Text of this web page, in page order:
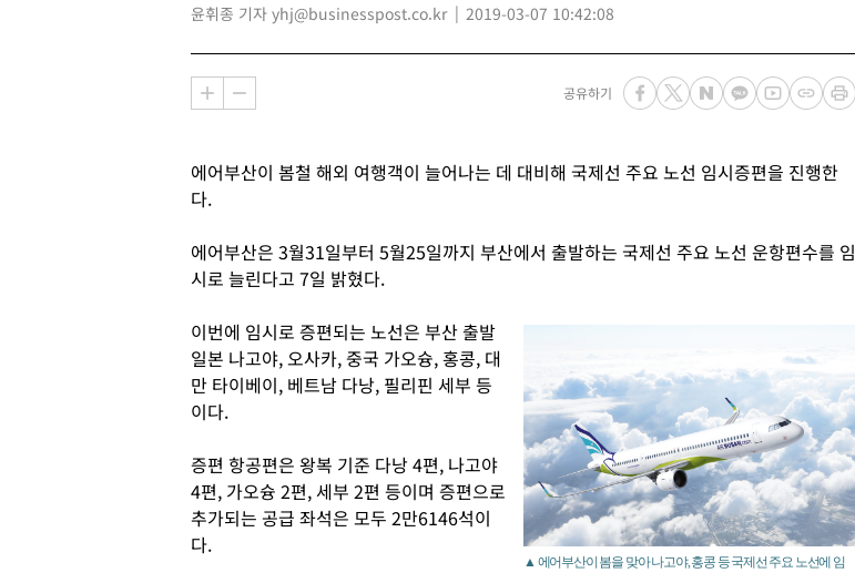
윤휘종 기자 yhj@businesspost.co.kr 2019-03-07 10:42:08
공유하기
에어부산이 봄철 해외 여행객이 늘어나는 데 대비해 국제선 주요 노선 임시증편을 진행한
다.
에어부산은 3월31일부터 5월25일까지 부산에서 출발하는 국제선 주요 노선 운항편수를 임
시로 늘린다고 7일 밝혔다.
▲ 에어부산이 봄을 맞아 나고야, 홍콩 등 국제선 주요 노선에 임
이번에 임시로 증편되는 노선은 부산 출발
일본 나고야, 오사카, 중국 가오슝, 홍콩, 대
만 타이베이, 베트남 다낭, 필리핀 세부 등
이다.
증편 항공편은 왕복 기준 다낭 4편, 나고야
4편, 가오슝 2편, 세부 2편 등이며 증편으로
추가되는 공급 좌석은 모두 2만6146석이
다.